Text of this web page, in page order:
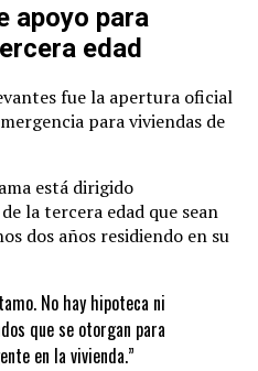
apoyo para
edad
fue la apertura oficial
para viviendas de
está dirigido
la tercera edad que sean
dos años residiendo en su
No hay hipoteca ni
que se otorgan para
en la vivienda.”